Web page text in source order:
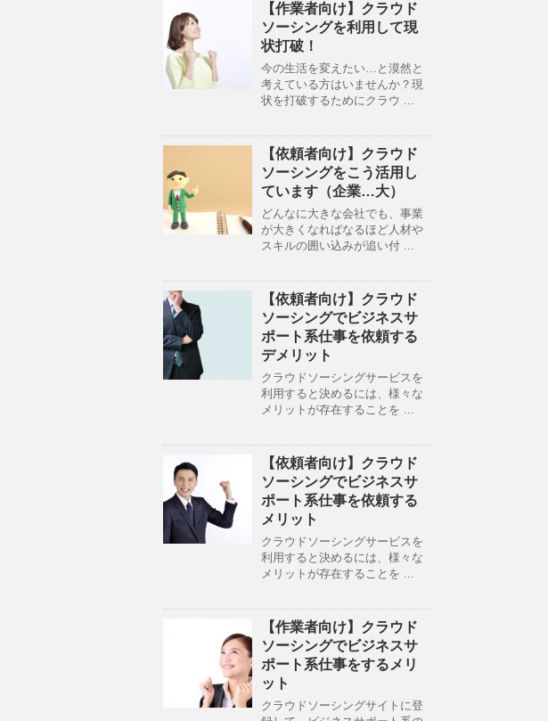
【作業者向け】クラウド
ソーシングを利用して現
状打破！
今の生活を変えたい…と漠然と
考えている方はいませんか？現
状を打破するためにクラウ ...
【依頼者向け】クラウド
ソーシングをこう活用し
ています（企業…大）
どんなに大きな会社でも、事業
が大きくなればなるほど人材や
スキルの囲い込みが追い付 ...
【依頼者向け】クラウド
ソーシングでビジネスサ
ポート系仕事を依頼する
デメリット
クラウドソーシングサービスを
利用すると決めるには、様々な
メリットが存在することを ...
【依頼者向け】クラウド
ソーシングでビジネスサ
ポート系仕事を依頼する
メリット
クラウドソーシングサービスを
利用すると決めるには、様々な
メリットが存在することを ...
【作業者向け】クラウド
ソーシングでビジネスサ
ポート系仕事をするメリ
ット
クラウドソーシングサイトに登